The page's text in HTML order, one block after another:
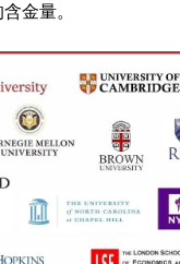
金量。